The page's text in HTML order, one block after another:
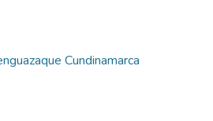
Cundinamarca